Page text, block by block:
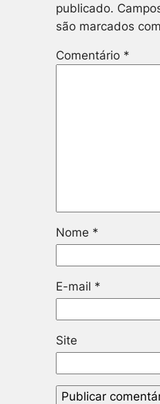
publicado.
são marcados com
Comentário *
Nome *
E-mail *
Site